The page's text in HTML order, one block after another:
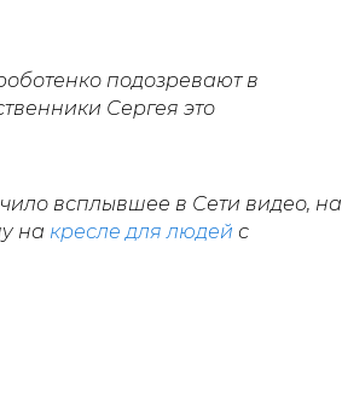
подозревают в
Сергея это
всплывшее в Сети видео, на
на кресле для людей с